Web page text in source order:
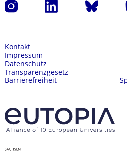
Instagram LinkedIn Bluesky
Kontakt
Impressum
Datenschutz
Transparenzgesetz
Barrierefreiheit